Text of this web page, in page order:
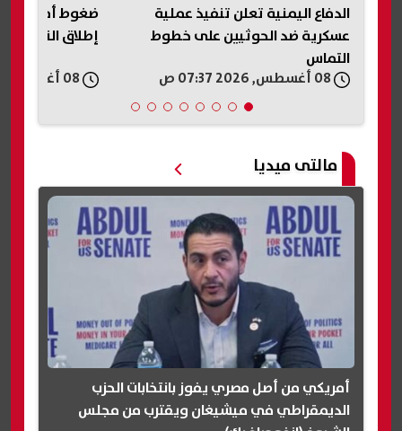
الدفاع اليمنية تعلن تنفيذ عملية
عسكرية ضد الحوثيين على خطوط
التماس
ضغوط أمريكية
إطلاق النار
مالتى ميديا
أمريكي من أصل مصري يفوز بانتخابات الحزب
الديمقراطي في ميشيغان ويقترب من مجلس